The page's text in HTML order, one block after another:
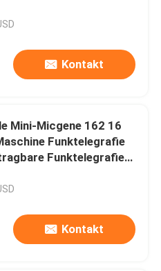
Kontakt
Mini-Micgene 162 16
Funktelegrafie
Funktelegrafie
Kontakt